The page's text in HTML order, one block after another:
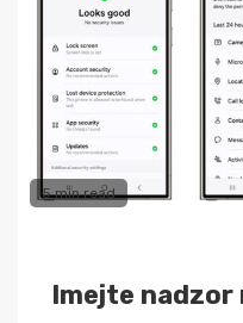
5 min read
Imejte nadzor